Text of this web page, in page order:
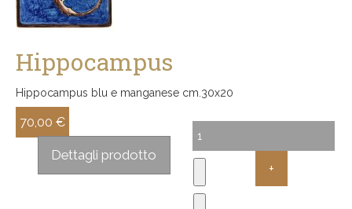
Hippocampus
Hippocampus blu e manganese cm.30x20
70,00 €
Dettagli prodotto